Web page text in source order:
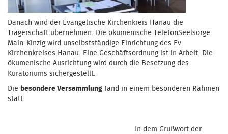
Danach wird der Evangelische Kirchenkreis Hanau die
Trägerschaft übernehmen. Die ökumenische TelefonSeelsorge
Main-Kinzig wird unselbstständige Einrichtung des Ev.
Kirchenkreises Hanau. Eine Geschäftsordnung ist in Arbeit. Die
ökumenische Ausrichtung wird durch die Besetzung des
Kuratoriums sichergestellt.
Die besondere Versammlung fand in einem besonderen Rahmen
statt:
In dem Grußwort der